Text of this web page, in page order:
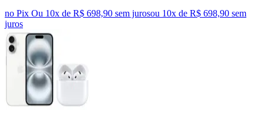
no Pix Ou 10x de R$ 698,90 sem jurosou 10x de R$ 698,90 sem
juros